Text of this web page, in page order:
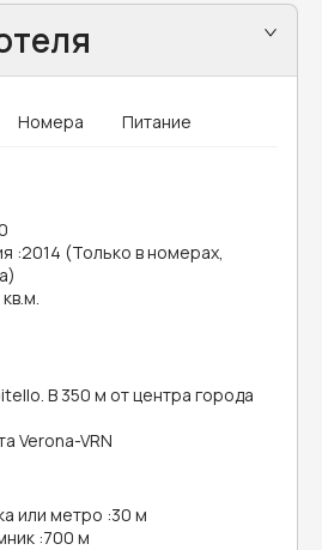
Номера Питание
:2014 (Только в номерах,
В 350 м от центра города
Verona-VRN
или метро :30 м
:700 м